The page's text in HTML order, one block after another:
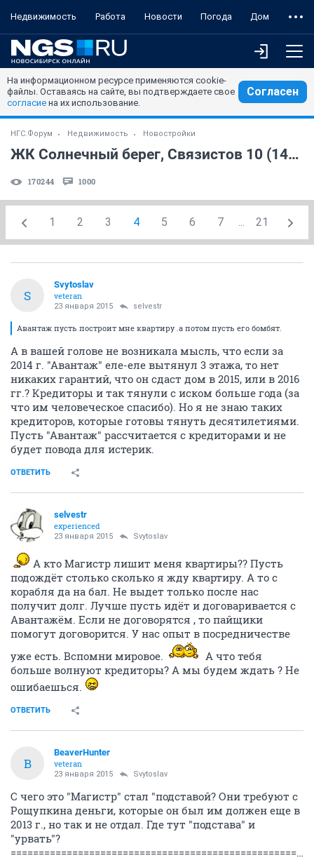
Недвижимость Работа Новости Погода Дом
На информационном ресурсе применяются cookie-
файлы. Оставаясь на сайте, вы подтверждаете свое
согласие на их использование.
Согласен
НГС.Форум Недвижимость Новостройки
ЖК Солнечный берег, Связистов 10 (147 строительный), часть 2 (часть 2)
170244 1000
1 2 3 4 5 6 7 ... 21
S
Svytoslav
veteran
23 января 2015 selvestr
Авантаж пусть построит мне квартиру .а потом пусть его бомбят.
А в вашей голове не возникала мысль, что если за
2014 г. "Авантаж" еле-еле вытянул 3 этажа, то нет
никаких гарантий, что он сдаст дом в 2015, или в 2016
гг.? Кредиторы и так тянули с иском больше года (за
что им человеческое спасибо). Но я не знаю таких
кредиторов, которые готовы тянуть десятилетиями.
Пусть "Авантаж" рассчитается с кредиторами и не
будет повода для истерик.
ОТВЕТИТЬ
selvestr
experienced
23 января 2015 Svytoslav
А кто Магистр лишит меня квартиры?? Пусть
подождёт столько сколько я жду квартиру. А то с
корабля да на бал. Не выдет только после нас
получит долг. Лучше пусть идёт и договаривается с
Авантажём. Если не договорятся , то пайщики
помогут договорится. У нас опыт в посредничестве
уже есть. Вспомни мировое.
А что тебя
больше волнуют кредиторы? А мы будем ждать ? Не
ошибаешься.
ОТВЕТИТЬ
B
BeaverHunter
veteran
23 января 2015 Svytoslav
С чего это "Магистр" стал "подставой? Они требуют с
Рощупкина деньги, которые он был им должен еще в
2013 г., но так и не отдал. Где тут "подстава" и
"урвать"?
======================================================================